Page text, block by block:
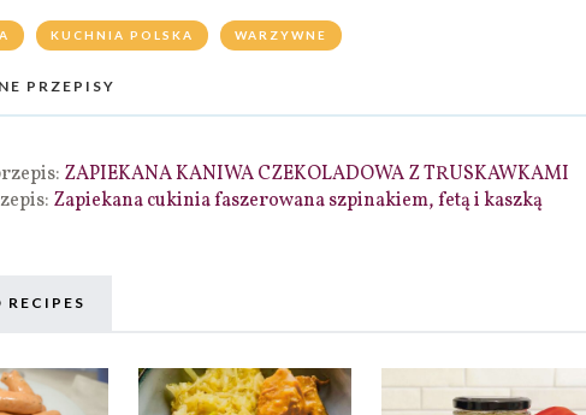
KUCHNIA POLSKA WARZYWNE
PRZEPISY
ZAPIEKANA KANIWA CZEKOLADOWA Z TRUSKAWKAMI
Zapiekana cukinia faszerowana szpinakiem, fetą i kaszką
RECIPES